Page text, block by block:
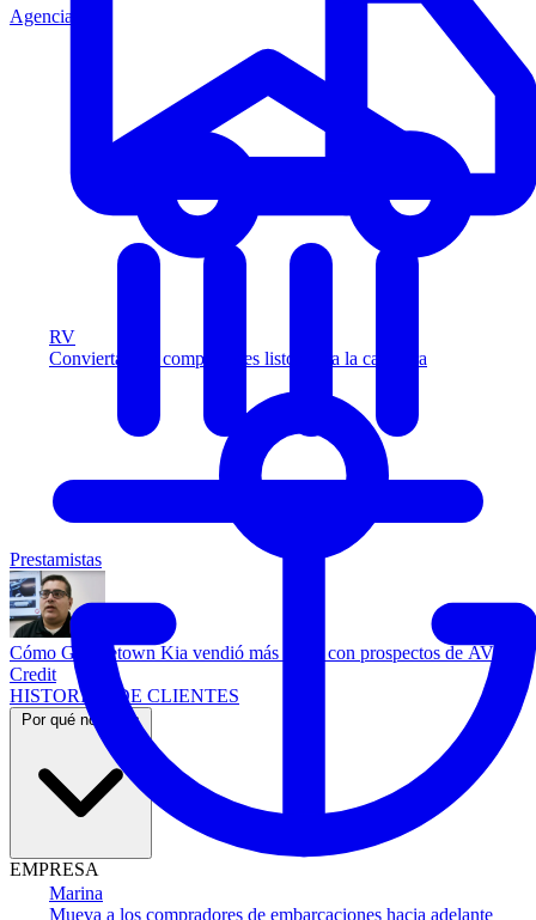
RV
Convierta más compradores listos para la carretera
Marina
Mueva a los compradores de embarcaciones hacia adelante
Agencia
Prestamistas
Cómo Georgetown Kia vendió más autos con prospectos de AVA
Credit
HISTORIAS DE CLIENTES
Por qué nosotros
EMPRESA